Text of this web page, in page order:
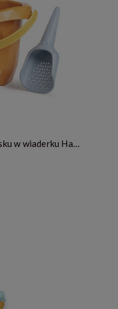
Zsilt Zestaw zabawek do piasku w wiaderku Happy Orange - 12 miesięcy +